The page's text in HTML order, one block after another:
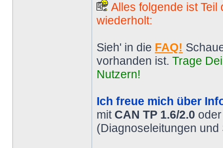
Alles folgende ist
wiederholt:
Sieh' in die FAQ!
vorhanden ist. Trage
Nutzern!
Ich freue mich über
mit CAN TP 1.6/2.0
(Diagnoseleitungen